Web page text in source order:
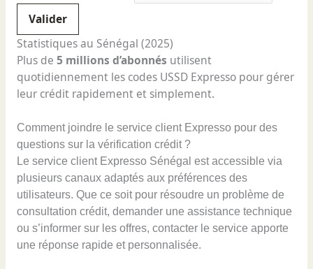
Valider
Statistiques au Sénégal (2025)
Plus de 5 millions d’abonnés utilisent
quotidiennement les codes USSD Expresso pour gérer
leur crédit rapidement et simplement.
Comment joindre le service client Expresso pour des
questions sur la vérification crédit ?
Le service client Expresso Sénégal est accessible via
plusieurs canaux adaptés aux préférences des
utilisateurs. Que ce soit pour résoudre un problème de
consultation crédit, demander une assistance technique
ou s’informer sur les offres, contacter le service apporte
une réponse rapide et personnalisée.